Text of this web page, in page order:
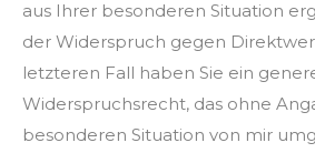
aus Ihrer besonderen Situation
der Widerspruch gegen
letzteren Fall haben Sie ein
Widerspruchsrecht, das ohne
besonderen Situation von mir